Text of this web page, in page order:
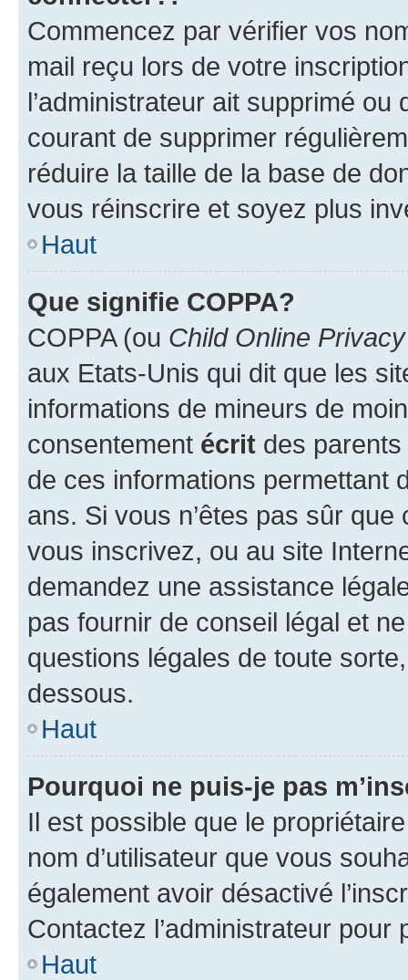
Commencez par vérifier vos
mail reçu lors de votre
l’administrateur ait supprimé
courant de supprimer
réduire la taille de la base de
vous réinscrire et soyez plus
Haut
Que signifie COPPA?
COPPA (ou Child Online
aux Etats-Unis qui dit que les
informations de mineurs de
consentement écrit des parents
de ces informations permettant
ans. Si vous n’êtes pas sûr
vous inscrivez, ou au site
demandez une assistance
pas fournir de conseil légal et
questions légales de toute
dessous.
Haut
Pourquoi ne puis-je pas
Il est possible que le
nom d’utilisateur que vous
également avoir désactivé
Contactez l’administrateur
Haut